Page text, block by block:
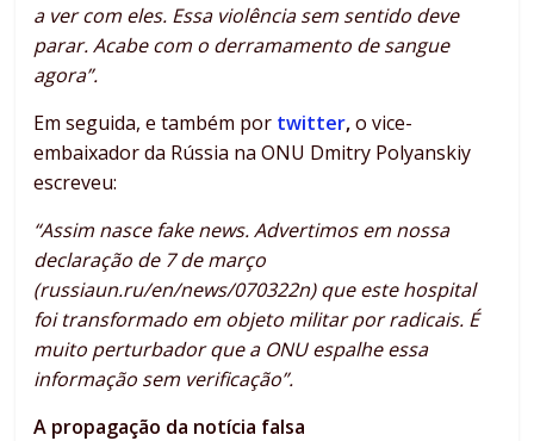
a ver com eles. Essa violência sem sentido deve
parar. Acabe com o derramamento de sangue
agora”.
Em seguida, e também por twitter,o vice-
embaixador da Rússia na ONU Dmitry Polyanskiy
escreveu:
“Assim nasce fake news. Advertimos em nossa
declaração de 7 de março
(russiaun.ru/en/news/070322n) que este hospital
foi transformado em objeto militar por radicais. É
muito perturbador que a ONU espalhe essa
informação sem verificação”.
A propagação da notícia falsa